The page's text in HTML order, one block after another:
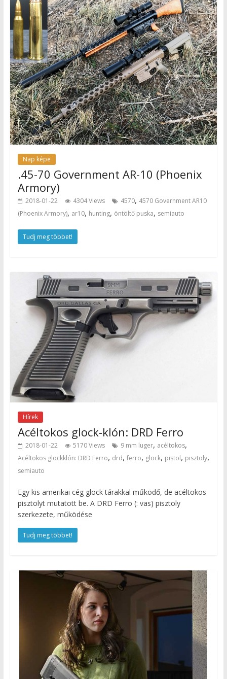
Nap képe
.45-70 Government AR-10 (Phoenix
Armory)
2018-01-22 4304 Views 4570, 4570 Government AR10
(Phoenix Armory), ar10, hunting, öntöltő puska, semiauto
Tudj meg többet!
Hírek
Acéltokos glock-klón: DRD Ferro
2018-01-22 5170 Views 9 mm luger, acéltokos,
Acéltokos glockklón: DRD Ferro, drd, ferro, glock, pistol, pisztoly,
semiauto
Egy kis amerikai cég glock tárakkal működő, de acéltokos
pisztolyt mutatott be. A DRD Ferro (: vas) pisztoly
szerkezete, működése
Tudj meg többet!